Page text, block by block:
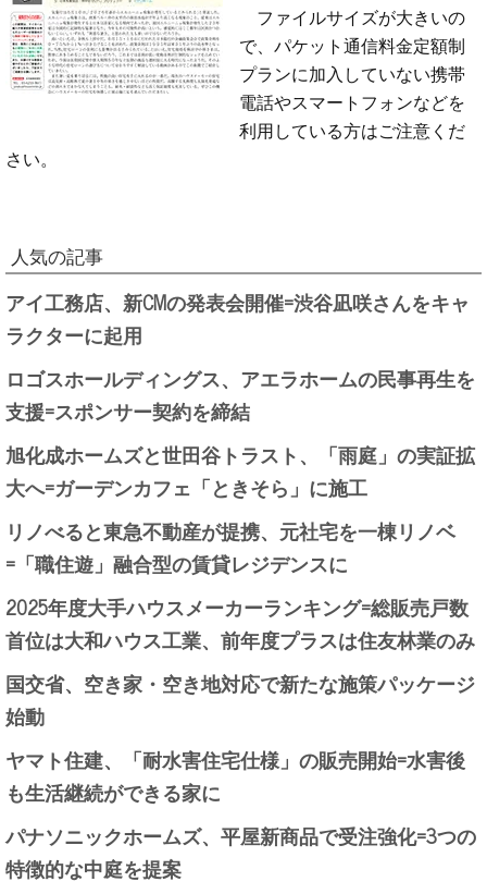
ファイルサイズが大きいの
で、パケット通信料金定額制
プランに加入していない携帯
電話やスマートフォンなどを
利用している方はご注意くだ
さい。
人気の記事
アイ工務店、新CMの発表会開催=渋谷凪咲さんをキャ
ラクターに起用
ロゴスホールディングス、アエラホームの民事再生を
支援=スポンサー契約を締結
旭化成ホームズと世田谷トラスト、「雨庭」の実証拡
大へ=ガーデンカフェ「ときそら」に施工
リノべると東急不動産が提携、元社宅を一棟リノベ
=「職住遊」融合型の賃貸レジデンスに
2025年度大手ハウスメーカーランキング=総販売戸数
首位は大和ハウス工業、前年度プラスは住友林業のみ
国交省、空き家・空き地対応で新たな施策パッケージ
始動
ヤマト住建、「耐水害住宅仕様」の販売開始=水害後
も生活継続ができる家に
パナソニックホームズ、平屋新商品で受注強化=3つの
特徴的な中庭を提案